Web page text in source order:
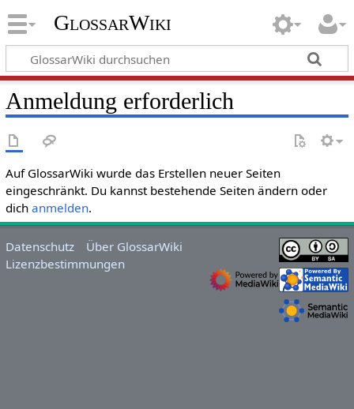
GlossarWiki
Anmeldung erforderlich
Auf GlossarWiki wurde das Erstellen neuer Seiten
eingeschränkt. Du kannst bestehende Seiten ändern oder
dich anmelden.
Datenschutz
Über GlossarWiki
Lizenzbestimmungen